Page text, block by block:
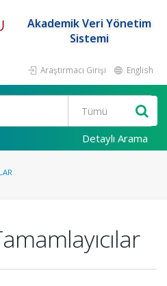
Akademik Veri Yönetim
Sistemi
Araştırmacı Girişi English
Detaylı Arama